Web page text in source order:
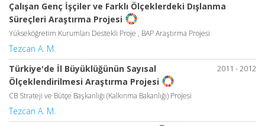
Çalışan Genç İşçiler ve Farklı Ölçeklerdeki Dışlanma
Süreçleri Araştırma Projesi
Yükseköğretim Kurumları Destekli Proje , BAP Araştırma Projesi
Tezcan A. M.
2011 - 2012
Türkiye'de İl Büyüklüğünün Sayısal
Ölçeklendirilmesi Araştırma Projesi
CB Strateji ve Bütçe Başkanlığı (Kalkınma Bakanlığı) Projesi
Tezcan A. M.